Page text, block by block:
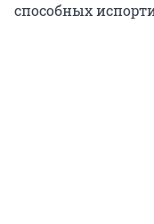
способных